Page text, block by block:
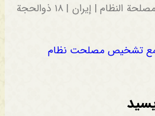
رئيس مجمع تشخيص مصلحة النظام | إيران | ١٨ ذوالحجة
تشخیص مصلحت نظام